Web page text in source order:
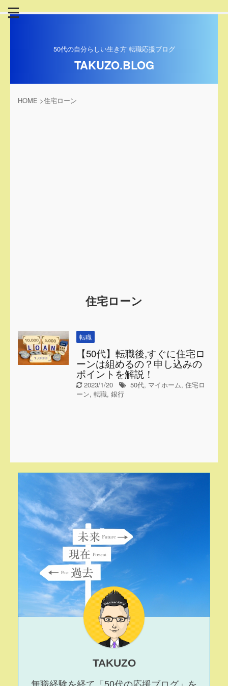
50代の自分らしい生き方 転職応援ブログ
TAKUZO.BLOG
HOME >住宅ローン
住宅ローン
転職
【50代】転職後,すぐに住宅ロ
ーンは組めるの？申し込みの
ポイントを解説！
2023/1/20 50代, マイホーム, 住宅ロ
ーン, 転職, 銀行
TAKUZO